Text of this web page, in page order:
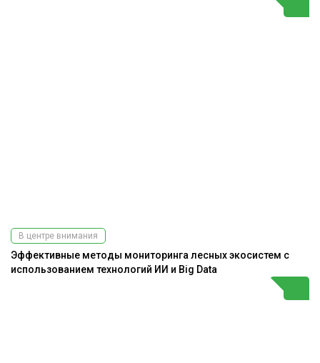
В центре внимания
Эффективные методы мониторинга лесных экосистем с
использованием технологий ИИ и Big Data